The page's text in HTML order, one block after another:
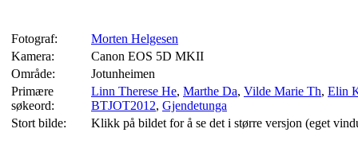
Fotograf:
Morten Helgesen
Kamera:
Canon EOS 5D MKII
Område:
Jotunheimen
Primære
søkeord:
Linn Therese He, Marthe Da, Vilde Marie Th, Elin
BTJOT2012, Gjendetunga
Stort bilde:
Klikk på bildet for å se det i større versjon (eget